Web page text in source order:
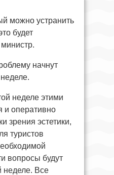
можно устранить
будет
начнут
неделе этими
и оперативно
зрения эстетики,
туристов
вопросы будут
неделе. Все